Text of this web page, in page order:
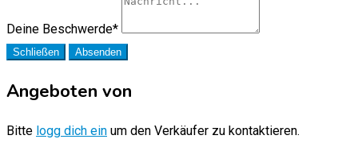
Deine Beschwerde*
Schließen Absenden
Angeboten von
Bitte logg dich ein um den Verkäufer zu kontaktieren.